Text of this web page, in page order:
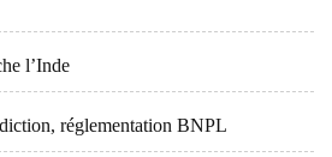
l’Inde
réglementation BNPL